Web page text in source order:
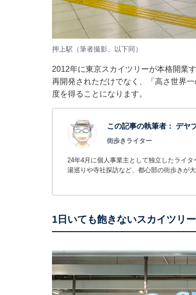
押上駅（筆者撮影、以下同）
2012年に東京スカイツリーが本格開業
再開発されただけでなく、「高さ世界
度を得ることになります。
この記事の執筆者： デヤ
街歩きライター
24年4月に個人事業主として独立したライ
湯巡りや寺社探訪など、都心部の街歩きが大
1日いても飽きないスカイツリ